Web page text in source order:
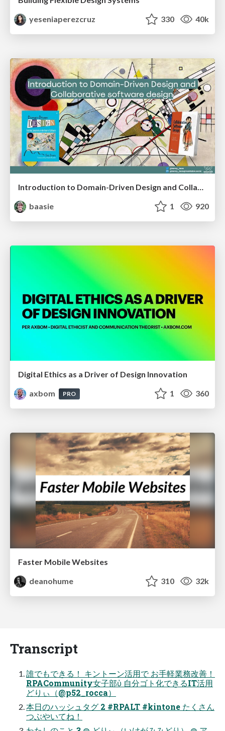
yeseniaperezcruz
330 40k
Introduction to Domain-Driven Design and Collaborative software design
baasie
1 920
Digital Ethics as a Driver of Design Innovation
axbom
PRO 1 360
Faster Mobile Websites
deanohume
310 32k
Transcript
誰でもできる！ キントーン活⽤で お⼿軽業務改善！
RPACommunity女子部ὑ 自分ゴト化できるIT活用
どりぃ（@p52_rocca）
本⽇のハッシュタグ 2 #RPALT #kintone たくさん
つぶやいてね！